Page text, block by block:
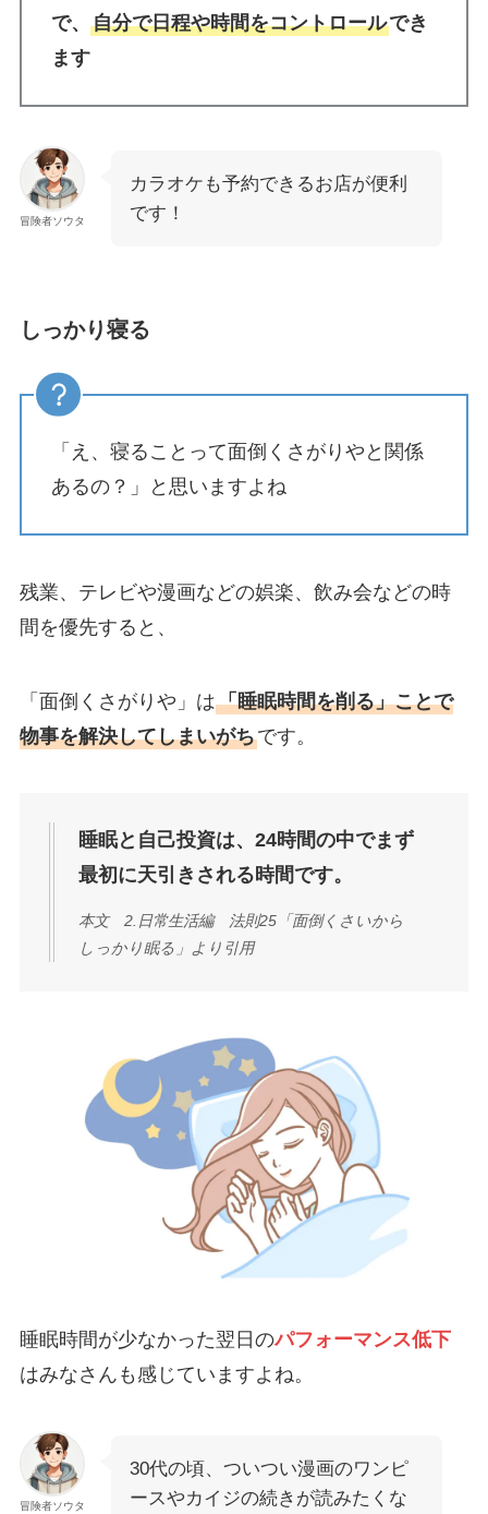
で、 自分で日程や時間をコントロールでき
ます
冒険者ソウタ
カラオケも予約できるお店が便利
です！
しっかり寝る
「え、寝ることって面倒くさがりやと関係
あるの？」と思いますよね
残業、テレビや漫画などの娯楽、飲み会などの時
間を優先すると、
「面倒くさがりや」は「睡眠時間を削る」ことで
物事を解決してしまいがちです。
睡眠と自己投資は、24時間の中でまず
最初に天引きされる時間です。
本文 2.日常生活編 法則25「面倒くさいから
しっかり眠る」より引用
睡眠時間が少なかった翌日のパフォーマンス低下
はみなさんも感じていますよね。
冒険者ソウタ
30代の頃、ついつい漫画のワンピ
ースやカイジの続きが読みたくな